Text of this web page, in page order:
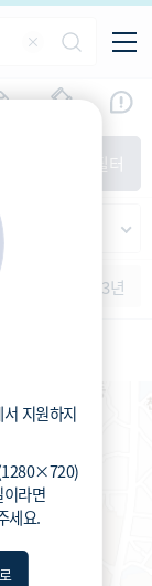
입
인구
단지필터
3년
지원하지
이라면
세요.